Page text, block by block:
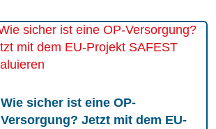
Wie sicher ist eine OP-
Versorgung? Jetzt mit dem EU-